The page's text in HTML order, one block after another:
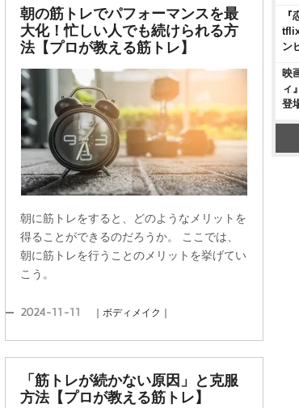
朝の筋トレでパフォーマンスを最
大化！忙しい人でも続けられる方
法【プロが教える筋トレ】
朝に筋トレをすると、どのようなメリットを
得ることができるのだろうか。 ここでは、
朝に筋トレを行うことのメリットを挙げてい
こう。
2024-11-11 ｜ボディメイク｜
「筋トレが続かない原因」と克服
方法【プロが教える筋トレ】
ン
映
ィ
登